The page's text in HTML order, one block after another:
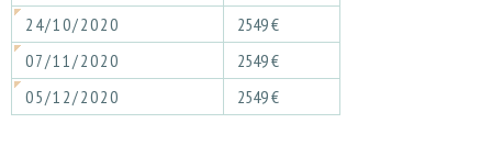
24/10/2020
2549 €
07/11/2020
2549 €
05/12/2020
2549 €